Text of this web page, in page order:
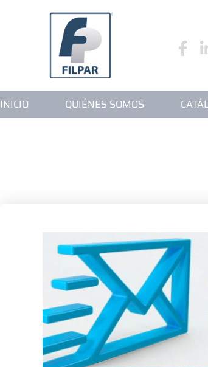
INICIO
QUIÉNES SOMOS